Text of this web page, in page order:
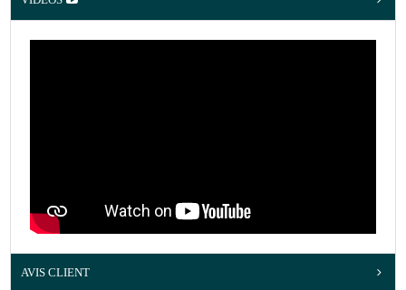
AVIS CLIENT